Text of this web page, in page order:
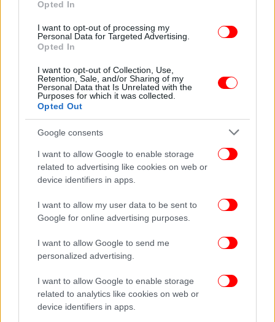
Opted In
I want to opt-out of processing my
Personal Data for Targeted Advertising.
Opted In
I want to opt-out of Collection, Use,
Retention, Sale, and/or Sharing of my
Personal Data that Is Unrelated with the
Purposes for which it was collected.
Opted Out
Google consents
I want to allow Google to enable storage
related to advertising like cookies on web or
device identifiers in apps.
I want to allow my user data to be sent to
Google for online advertising purposes.
I want to allow Google to send me
personalized advertising.
I want to allow Google to enable storage
related to analytics like cookies on web or
device identifiers in apps.
Σε πρόσφατες δηλώσεις του,ο Γιώργος Πατούλης
δεν έκρυψε τη συγκίνησή του για τη νέα αυτή φάση
της ζωής του, τονίζοντας πως η οικογένεια αποτελεί
προτεραιότητα. Παράλληλα, αναφέρθηκε και στα
Νάνσυ Κοιλού, υπογραμμίζοντας πως εκείνο που
έχει σημασία είναι η ουσία της σχέσης τους.
Υπενθυμίζεται ότι ο Γιώργος Πατούλης και η Νάνσυ
Κοιλού παντρεύτηκαν τον Νοέμβριο του 2024 σε